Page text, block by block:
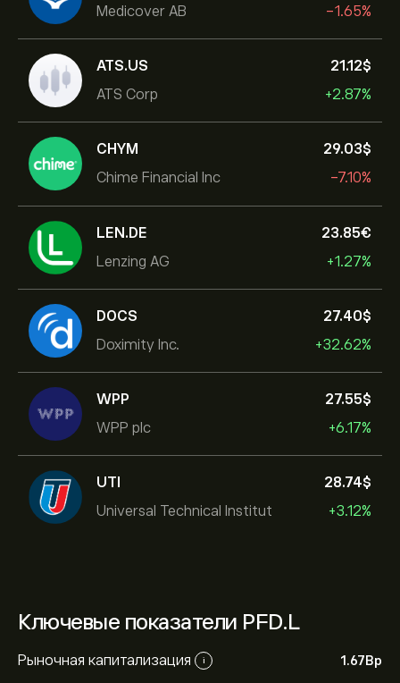
Medicover AB
-1.65%
ATS.US
ATS Corp
21.12‎$‎
+2.87%
CHYM
Chime Financial Inc
29.03‎$‎
-7.10%
LEN.DE
Lenzing AG
23.85‎€‎
+1.27%
DOCS
Doximity Inc.
27.40‎$‎
+32.62%
WPP
WPP plc
27.55‎$‎
+6.17%
UTI
Universal Technical Institut
28.74‎$‎
+3.12%
Ключевые показатели PFD.L
Рыночная капитализация i 1.67B‎p‎